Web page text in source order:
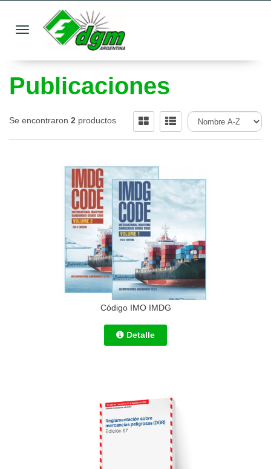
Toggle navigation
Publicaciones
Se encontraron 2 productos
Código IMO IMDG
Detalle